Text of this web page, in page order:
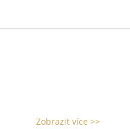
Zobrazit více >>